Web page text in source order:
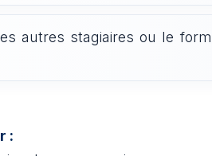
autres stagiaires ou le
: